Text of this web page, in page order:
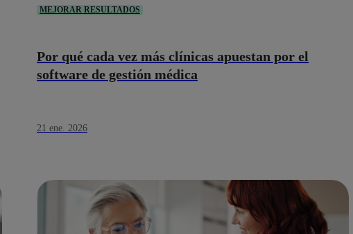
MEJORAR RESULTADOS
Por qué cada vez más clínicas apuestan por el
software de gestión médica
21 ene. 2026